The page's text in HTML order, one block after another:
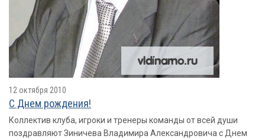
12 октября 2010
С Днем рождения!
Коллектив клуба, игроки и тренеры команды от всей души
поздравляют Зиничева Владимира Александровича с Днем